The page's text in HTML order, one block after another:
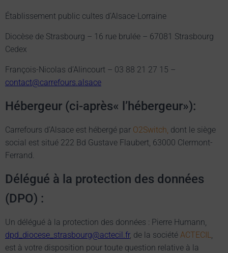
Établissement public cultes d’Alsace-Lorraine
Diocèse de Strasbourg – 16 rue brulée – 67081 Strasbourg
Cedex
François-Nicolas d’Alincourt – 03 88 21 27 15 –
contact@carrefours.alsace
Hébergeur (ci-après« l’hébergeur»):
Carrefours d’Alsace est hébergé par O2Switch, dont le siège
social est situé 222 Bd Gustave Flaubert, 63000 Clermont-
Ferrand.
Délégué à la protection des données
(DPO) :
Un délégué à la protection des données : Pierre Humann,
dpd_diocese_strasbourg@actecil.fr, de la société ACTECIL,
est à votre disposition pour toute question relative à la